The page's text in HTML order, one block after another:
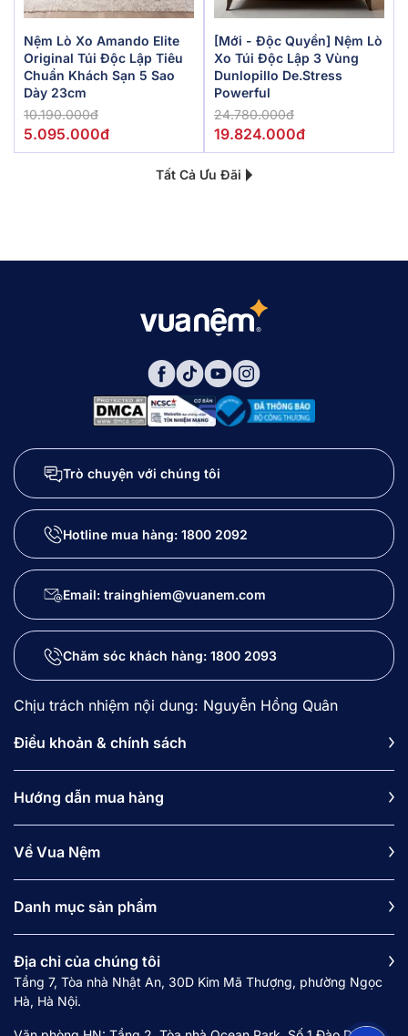
Nệm Lò Xo Amando Elite
Original Túi Độc Lập Tiêu
Chuẩn Khách Sạn 5 Sao
Dày 23cm
10.190.000đ
5.095.000đ
[Mới - Độc Quyền] Nệm Lò
Xo Túi Độc Lập 3 Vùng
Dunlopillo De.Stress
Powerful
24.780.000đ
19.824.000đ
Tất Cả Ưu Đãi
Trò chuyện với chúng tôi
Hotline mua hàng: 1800 2092
Email: trainghiem@vuanem.com
Chăm sóc khách hàng: 1800 2093
Chịu trách nhiệm nội dung: Nguyễn Hồng Quân
Điều khoản & chính sách
Hướng dẫn mua hàng
Về Vua Nệm
Danh mục sản phẩm
Địa chỉ của chúng tôi
Tầng 7, Tòa nhà Nhật An, 30D Kim Mã Thượng, phường Ngọc
Hà, Hà Nội.